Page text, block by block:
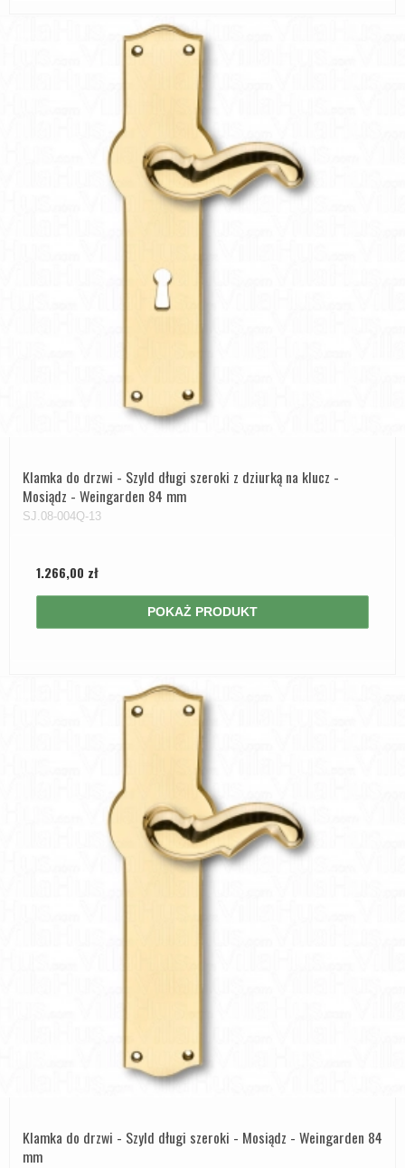
Klamka do drzwi - Szyld długi szeroki z dziurką na klucz -
Mosiądz - Weingarden 84 mm
SJ.08-004Q-13
1.266,00 zł
POKAŻ PRODUKT
Klamka do drzwi - Szyld długi szeroki - Mosiądz - Weingarden 84
mm